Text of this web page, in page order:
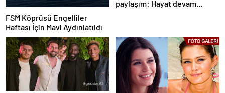
FSM Köprüsü Engelliler
Haftası İçin Mavi Aydınlatıldı
paylaşım: Hayat devam